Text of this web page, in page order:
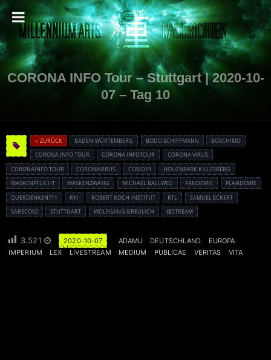
CORONA INFO Tour – Stuttgart | 2020-10-
07 – Tag 10
« ZURÜCK BADEN-WÜRTEMBERG BODO SCHIFFMANN
BOSCHIMO
CORONA INFO TOUR
CORONA INFOTOUR
CORONA VIRUS
CORONAINFO TOUR
CORONAVIRUS COVID19
HÖHENPARK KILLESBERG
MASKENPFLICHT
MASKENZWANG MICHAEL BALLWEG PANDEMIE
PLANDEMIE
QUERDENKEN711
RKI ROBERT KOCH-INSTITUT RTL
SAMUEL ECKERT
SARSCOV2
STUTTGART WOLFGANG GREULICH 種STREAM
3.521 2020-10-07 ADAMU DEUTSCHLAND
EUROPA
IMPERIUM
LEX LIVESTREAM MEDIUM PUBLICAE VERITAS VITA